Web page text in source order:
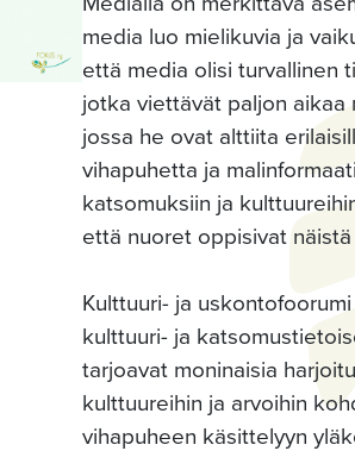
media luo mielikuvia ja
että media olisi turvallinen
jotka viettävät paljon aikaa
jossa he ovat alttiita
vihapuhetta ja
katsomuksiin ja
että nuoret oppisivat näistä
Kulttuuri- ja
kulttuuri- ja
tarjoavat moninaisia
kulttuureihin ja arvoihin
vihapuheen käsittelyyn